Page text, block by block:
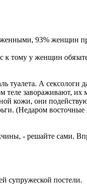
93% женщин
тому у женщин
туалета. А
завораживают, их
кожи, они
(Недаром
- решайте сами.
супружеской постели.